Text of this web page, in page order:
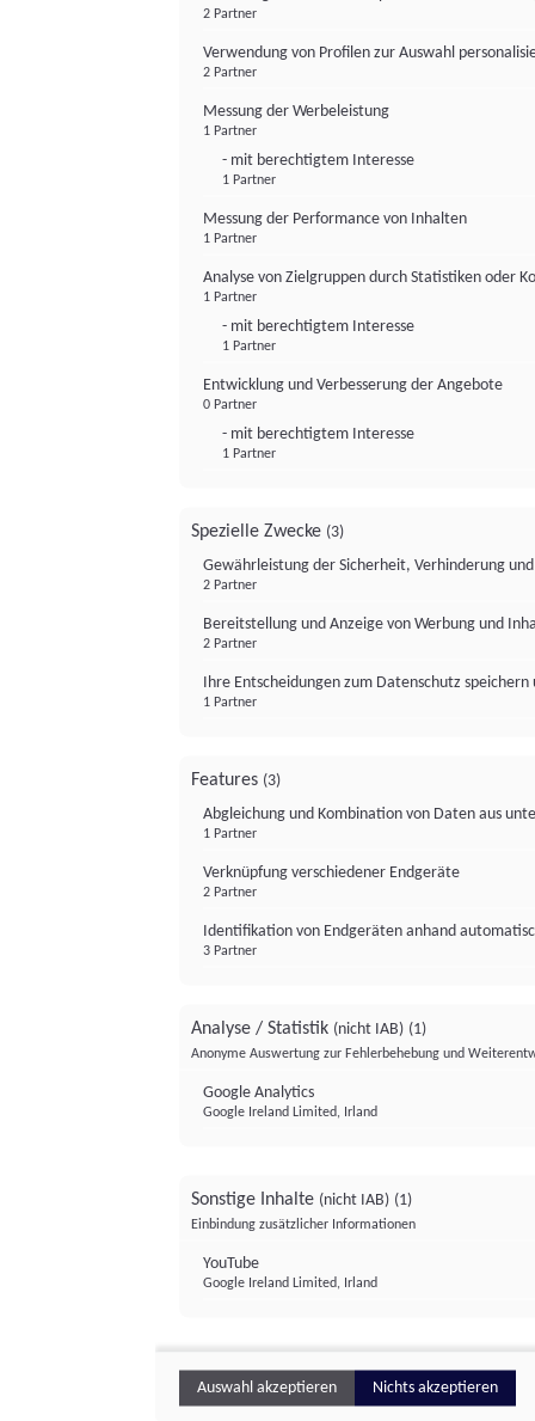
2 Partner
Verwendung von Profilen zur Auswahl
2 Partner
Messung der Werbeleistung
1 Partner
- mit berechtigtem Interesse
1 Partner
Messung der Performance von Inhalten
1 Partner
Analyse von Zielgruppen durch Statistiken oder
1 Partner
- mit berechtigtem Interesse
1 Partner
Entwicklung und Verbesserung der Angebote
0 Partner
- mit berechtigtem Interesse
1 Partner
Spezielle Zwecke (3)
Gewährleistung der Sicherheit, Verhinderung
2 Partner
Bereitstellung und Anzeige von Werbung und
2 Partner
Ihre Entscheidungen zum Datenschutz
1 Partner
Features (3)
Abgleichung und Kombination von Daten aus
1 Partner
Verknüpfung verschiedener Endgeräte
2 Partner
Identifikation von Endgeräten anhand
3 Partner
Analyse / Statistik (nicht IAB) (1)
Anonyme Auswertung zur Fehlerbehebung und
Google Analytics
Google Ireland Limited, Irland
Sonstige Inhalte (nicht IAB) (1)
Einbindung zusätzlicher Informationen
YouTube
Google Ireland Limited, Irland
Auswahl akzeptieren Nichts akzeptieren